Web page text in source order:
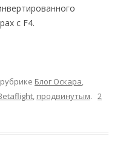
с F4.
Блог Оскара,
, продвинутым. 2